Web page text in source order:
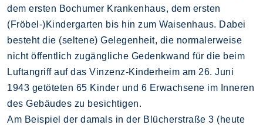
dem ersten Bochumer Krankenhaus, dem ersten
(Fröbel-)Kindergarten bis hin zum Waisenhaus. Dabei
besteht die (seltene) Gelegenheit, die normalerweise
nicht öffentlich zugängliche Gedenkwand für die beim
Luftangriff auf das Vinzenz-Kinderheim am 26. Juni
1943 getöteten 65 Kinder und 6 Erwachsene im Inneren
des Gebäudes zu besichtigen.
Am Beispiel der damals in der Blücherstraße 3 (heute